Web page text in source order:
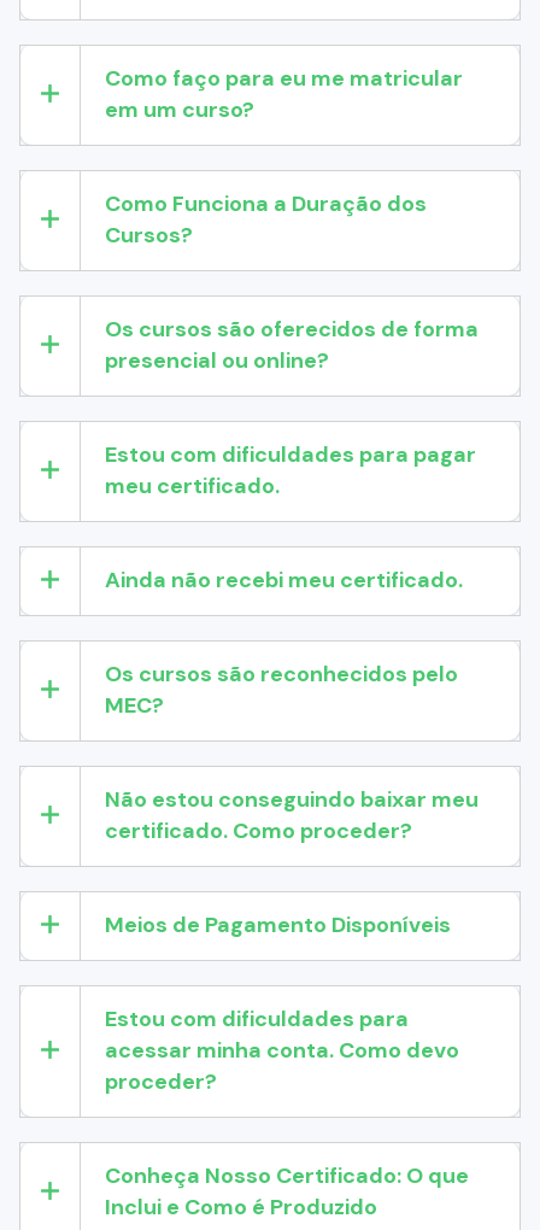
Como faço para eu me matricular
em um curso?
Como Funciona a Duração dos
Cursos?
Os cursos são oferecidos de forma
presencial ou online?
Estou com dificuldades para pagar
meu certificado.
Ainda não recebi meu certificado.
Os cursos são reconhecidos pelo
MEC?
Não estou conseguindo baixar meu
certificado. Como proceder?
Meios de Pagamento Disponíveis
Estou com dificuldades para
acessar minha conta. Como devo
proceder?
Conheça Nosso Certificado: O que
Inclui e Como é Produzido